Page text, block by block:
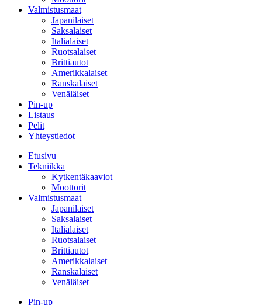
Valmistusmaat
Japanilaiset
Saksalaiset
Italialaiset
Ruotsalaiset
Brittiautot
Amerikkalaiset
Ranskalaiset
Venäläiset
Pin-up
Listaus
Pelit
Yhteystiedot
Etusivu
Tekniikka
Kytkentäkaaviot
Moottorit
Valmistusmaat
Japanilaiset
Saksalaiset
Italialaiset
Ruotsalaiset
Brittiautot
Amerikkalaiset
Ranskalaiset
Venäläiset
Pin-up